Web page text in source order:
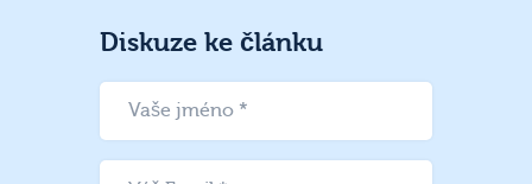
Diskuze ke článku